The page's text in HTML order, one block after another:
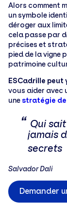
Alors comment
un symbole
déroger aux
cela passe par
précises et
pied de la vigne
patrimoine
ESCadrille peut
vous aider avec
une stratégie
Qui
jamais
secrets
Salvador Dali
Demander